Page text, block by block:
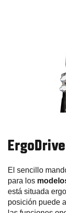
El sencillo
para los
está situada
posición puede